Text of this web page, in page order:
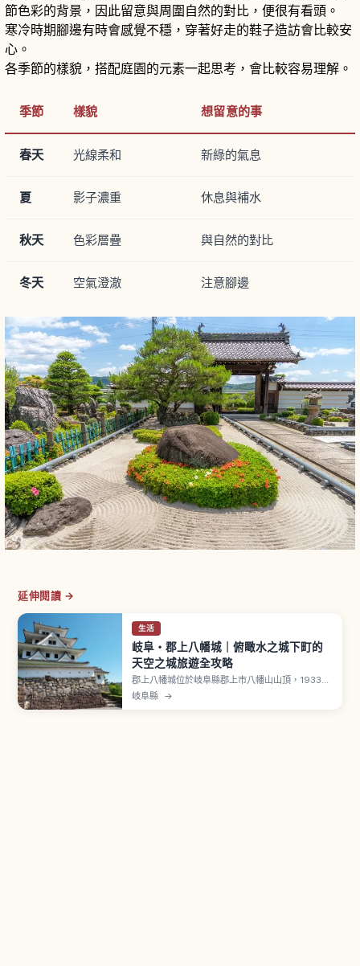
節色彩的背景，因此留意與周圍自然的對比，便很有看頭。
寒冷時期腳邊有時會感覺不穩，穿著好走的鞋子造訪會比較安
心。
各季節的樣貌，搭配庭園的元素一起思考，會比較容易理解。
季節 樣貌 想留意的事
春天 光線柔和 新綠的氣息
夏 影子濃重 休息與補水
秋天 色彩層疊 與自然的對比
冬天 空氣澄澈 注意腳邊
延伸閱讀 →
生活
岐阜・郡上八幡城｜俯瞰水之城下町的
天空之城旅遊全攻略
郡上八幡城位於岐阜縣郡上市八幡山山頂，1933年
（昭和8年）以木造方式重建的天守，被認為是日本
岐阜縣 →